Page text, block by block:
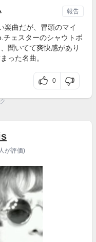
楽曲だが、冒頭のマイ
チェスターのシャウトボ
聞いてて爽快感があり
った名曲。
0
報告
が評価)